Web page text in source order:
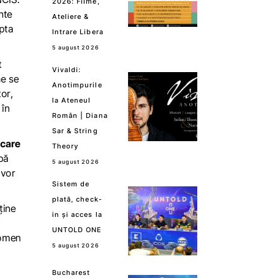
se
,
Ateliere &
Intrare Libera
5 august 2026
Vivaldi:
Anotimpurile
la Ateneul
Român | Diana
Sar & String
Theory
5 august 2026
Sistem de
plată, check-
in și acces la
UNTOLD ONE
5 august 2026
Bucharest